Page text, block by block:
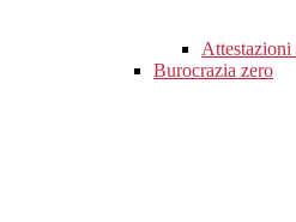
Burocrazia zero